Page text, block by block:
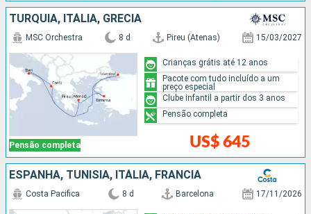
TURQUIA, ITÁLIA, GRÉCIA
Pensão completa
MSC Orchestra 8 d Pireu (Atenas) 15/03/2027
US$ 645
Crianças grátis até 12 anos
Pacote com tudo incluído a um
preço especial
Clube infantil a partir dos 3 anos
Pensão completa
ESPANHA, TUNÍSIA, ITÁLIA, FRANCIA
Costa Pacifica 8 d Barcelona 17/11/2026